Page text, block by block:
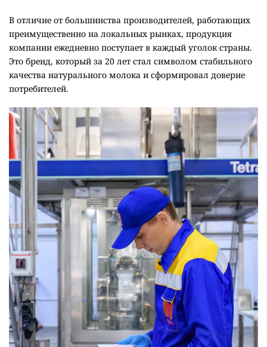
В отличие от большинства производителей, работающих
преимущественно на локальных рынках, продукция
компании ежедневно поступает в каждый уголок страны.
Это бренд, который за 20 лет стал символом стабильного
качества натурального молока и сформировал доверие
потребителей.